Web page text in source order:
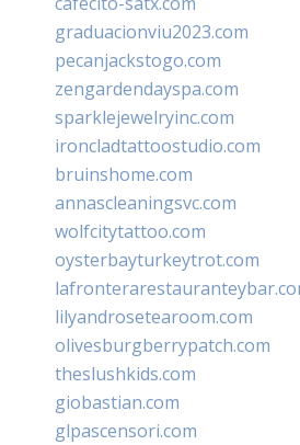
graduacionviu2023.com
pecanjackstogo.com
zengardendayspa.com
sparklejewelryinc.com
ironcladtattoostudio.com
bruinshome.com
annascleaningsvc.com
wolfcitytattoo.com
oysterbayturkeytrot.com
lilyandrosetearoom.com
olivesburgberrypatch.com
theslushkids.com
giobastian.com
glpascensori.com